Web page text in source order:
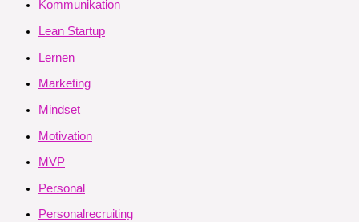
Kommunikation
Lean Startup
Lernen
Marketing
Mindset
Motivation
MVP
Personal
Personalrecruiting